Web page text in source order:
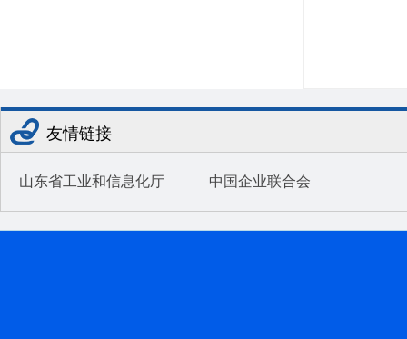
友情链接
山东省工业和信息化厅 中国企业联合会